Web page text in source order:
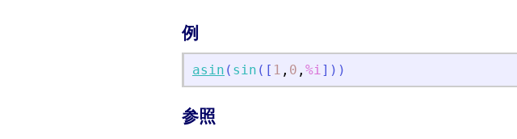
例
asin ( sin ( [ 1 , 0 , %i] ) )
参照